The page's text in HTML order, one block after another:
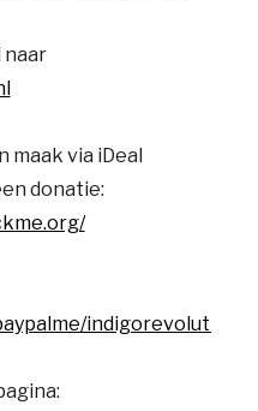
naar
maak via iDeal
donatie:
indigorevolution